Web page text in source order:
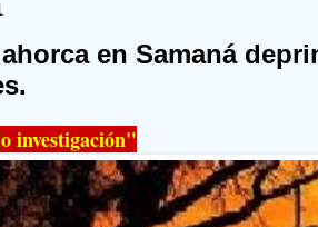
en Samaná
investigación"